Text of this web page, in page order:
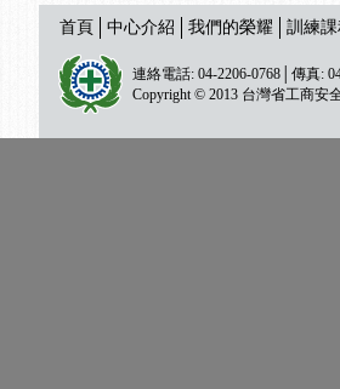
首頁 中心介紹 我們的榮耀 訓練課
連絡電話: 04-2206-0768│傳真:
Copyright © 2013 台灣省工商安